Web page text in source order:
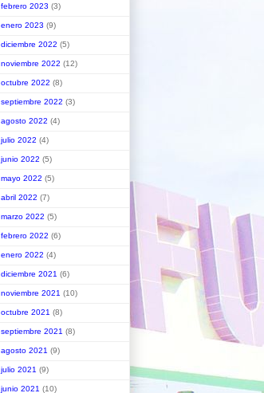
febrero 2023 (3)
enero 2023 (9)
diciembre 2022 (5)
noviembre 2022 (12)
octubre 2022 (8)
septiembre 2022 (3)
agosto 2022 (4)
julio 2022 (4)
junio 2022 (5)
mayo 2022 (5)
abril 2022 (7)
marzo 2022 (5)
febrero 2022 (6)
enero 2022 (4)
diciembre 2021 (6)
noviembre 2021 (10)
octubre 2021 (8)
septiembre 2021 (8)
agosto 2021 (9)
julio 2021 (9)
junio 2021 (10)